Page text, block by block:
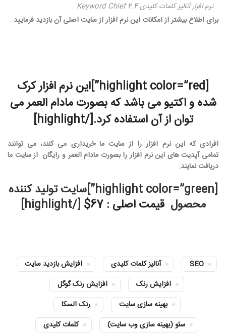
نرم افزار آنالیز کلمات کلیدی Keyword Chief 2.4
برای اطلاع بیشتر از امکانات این نرم افزار از سایت اصلی آن بازدید فرمایید .
[highlight color=”red”]این نرم افزار کرک
شده و اکتیو می باشد که بصورت مادام العمر می
توان از آن استفاده کرد.[/highlight]
افرادی که این نرم افزار را از سایت ما خریداری می کنند، می توانند
تمامی آپدیت های این نرم افزار را بصورت مادام العمر و رایگان از سایت ما
دریافت نمایند.
[highlight color=”green”]سایت تولید کننده
محصول قیمت اصلی : 67$ [/highlight]
SEO آنالیز کلمات کلیدی
افزایش بازدید سایت
افزایش رنک
افزایش رنک گوگل
بهینه سازی سایت
رنک السکا
سئو (بهینه سازی وب سایت)
کلمات کلیدی